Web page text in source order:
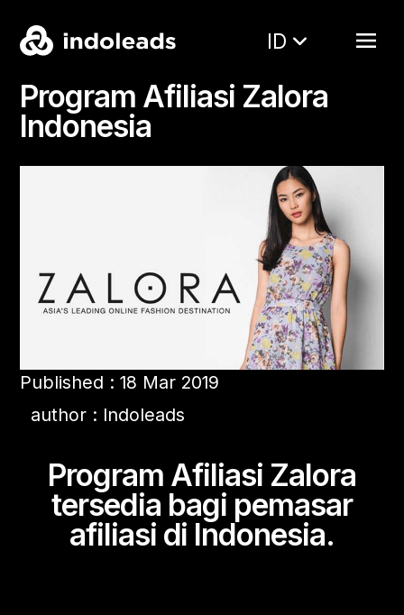
ID
Program Afiliasi Zalora
Indonesia
Published : 18 Mar 2019
author : Indoleads
Program Afiliasi Zalora
tersedia bagi pemasar
afiliasi di Indonesia.